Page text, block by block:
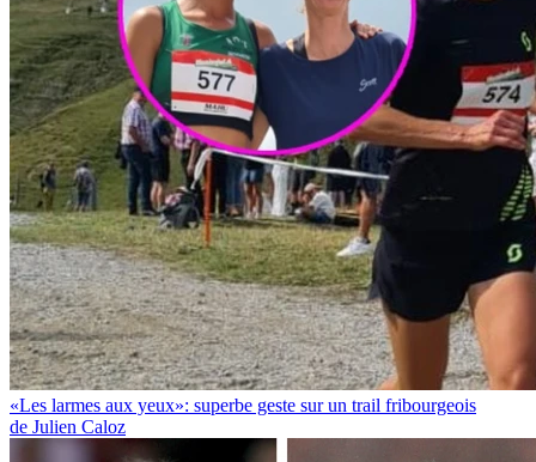
«Les larmes aux yeux»: superbe geste sur un trail fribourgeois
de Julien Caloz